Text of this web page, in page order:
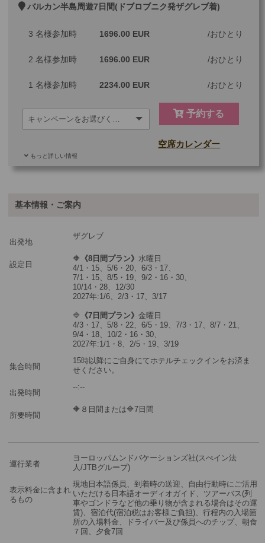
追加料金
ご参加可能な年齢
※2名様参加時＝2名様1室を手配します。
※1名様参加時＝1名様1室のを手配します。
バルカン半島周遊7日間(ドブロブニク発ザグレブ着)
3 名様参加時 1696.00 EUR おひとり
2 名様参加時 1696.00 EUR おひとり
1 名様参加時 2234.00 EUR おひとり
予約する
もっと詳しい情報
空席カレンダー
最少催行人数
ツアーコード 2604826
※3名様参加時＝3名様1室を手配します。
※2名様参加時＝2名様1室を手配します。
※1名様参加時＝1名様1室のを手配します。
※複数のお部屋をご希望の場合は、複数回に分けてショッピングカ
ートに商品をお入れください。
基本情報・ご案内
出発地
ザグレブ
設定日
🔶 《8日間プラン》 水曜日
4/1・15、5/6・20、6/3・17、
7/1・15、8/5・19、9/2・16・30、
10/14・28、12/30
2027年:1/6、2/3・17、3/17
🔷 《7日間プラン》金曜日
4/3・17、5/8・22、6/5・19、7/3・17、8/7・21、
9/4・18、10/2・16・30、
2027年:1/1・8、2/5・19、3/19
集合時間
15時以降にご自身にてホテルチェックインをお済ま
せください。
出発時間
‐‐:‐‐
所要時間
🔶８日間または🔷7日間
運行業者
ヨーロッパムンドバケーションズ社(スぺイン法
人/JTBグループ)
表示料金に含まれ
るもの
現地日本語係員、到着時の送迎、自由行動時にご活用
いただける日本語オーディオガイド、ツアーバス(列
車やゴンドラなど他の乗り物が含まれる場合はその運
賃)、宿泊代(宿泊税はお客様ご負担)、行程内の入場箇
所の入場料金、ドライバー及び係員へのチップ、朝食
７回、夕食7回